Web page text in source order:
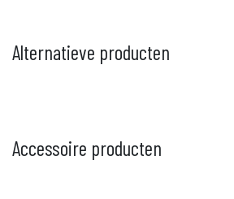
Alternatieve producten
Accessoire producten